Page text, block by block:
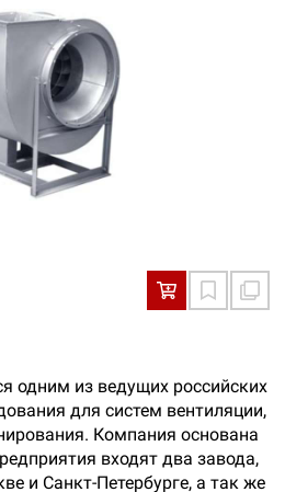
одним из ведущих российских
для систем вентиляции,
Компания основана
входят два завода,
и Санкт-Петербурге, а так же